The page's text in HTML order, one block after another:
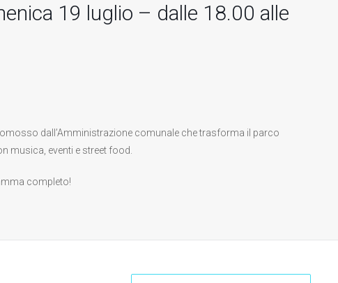
19 luglio – dalle 18.00 alle
dall’Amministrazione comunale che trasforma il parco
musica, eventi e street food.
completo!